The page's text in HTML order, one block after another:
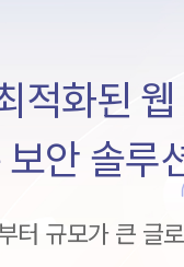
적화된
안 솔루
터 규모가 큰 글